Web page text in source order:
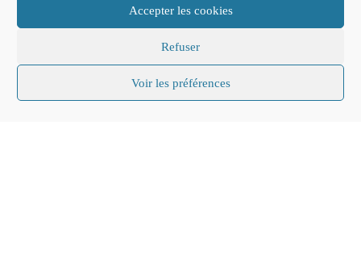
Accepter les cookies
Refuser
Voir les préférences